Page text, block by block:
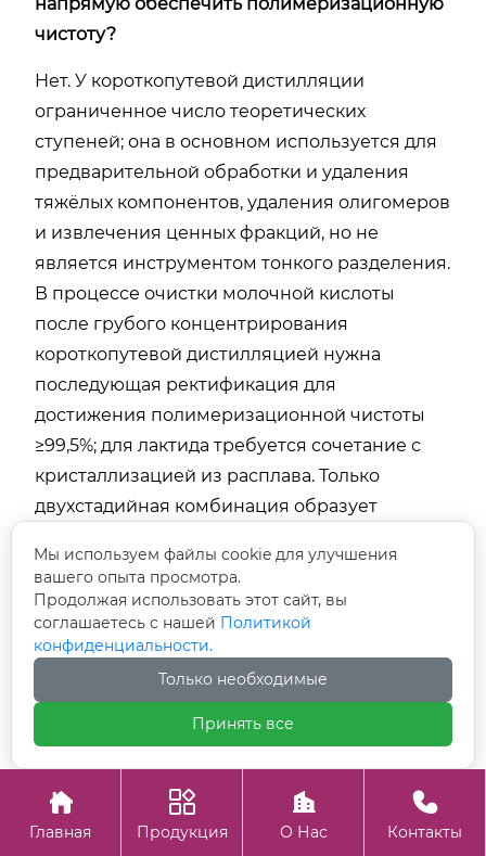
чистоту?
Нет. У короткопутевой дистилляции
ограниченное число теоретических
ступеней; она в основном используется для
предварительной обработки и удаления
тяжёлых компонентов, удаления олигомеров
и извлечения ценных фракций, но не
является инструментом тонкого разделения.
В процессе очистки молочной кислоты
после грубого концентрирования
короткопутевой дистилляцией нужна
последующая ректификация для
достижения полимеризационной чистоты
≥99,5%; для лактида требуется сочетание с
кристаллизацией из расплава. Только
двухстадийная комбинация образует
Q: Почему для очистки лактида приоритетно
выбирают кристаллизацию из расплава, а не
ректификацию?
Лактид — хиральная молекула, а свойства
PLA в значительной степени зависят от
оптической чистоты L-лактида.
температур кипения и не может разделять L-
и D-изомеры. Кристаллизация из расплава

Главная

Продукция

О Нас

Контакты
Мы используем файлы cookie для улучшения
вашего опыта просмотра.
Продолжая использовать этот сайт, вы
соглашаетесь с нашей Политикой
конфиденциальности.
Только необходимые
Принять все